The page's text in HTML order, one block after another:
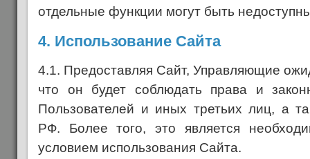
отдельные функции могут быть
4. Использование Сайта
4.1. Предоставляя Сайт, Управляющие
что он будет соблюдать права и
Пользователей и иных третьих лиц, а
РФ. Более того, это является
условием использования Сайта.